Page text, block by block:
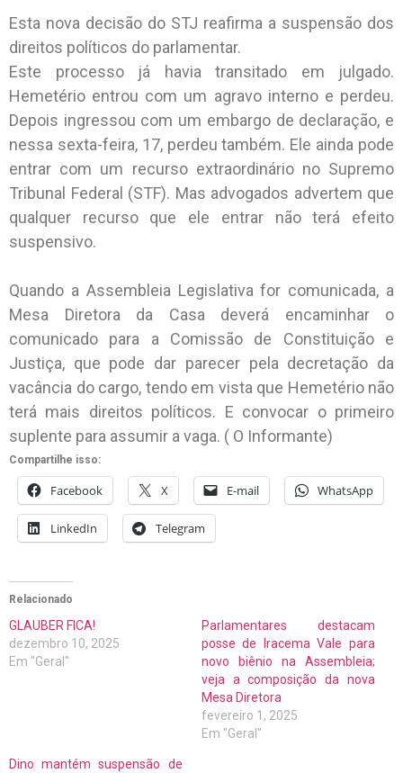
Esta nova decisão do STJ reafirma a suspensão dos
direitos políticos do parlamentar.
Este processo já havia transitado em julgado.
Hemetério entrou com um agravo interno e perdeu.
Depois ingressou com um embargo de declaração, e
nessa sexta-feira, 17, perdeu também. Ele ainda pode
entrar com um recurso extraordinário no Supremo
Tribunal Federal (STF). Mas advogados advertem que
qualquer recurso que ele entrar não terá efeito
suspensivo.
Quando a Assembleia Legislativa for comunicada, a
Mesa Diretora da Casa deverá encaminhar o
comunicado para a Comissão de Constituição e
Justiça, que pode dar parecer pela decretação da
vacância do cargo, tendo em vista que Hemetério não
terá mais direitos políticos. E convocar o primeiro
suplente para assumir a vaga. ( O Informante)
Compartilhe isso:
Facebook X E-mail WhatsApp
LinkedIn Telegram
Relacionado
GLAUBER FICA!
dezembro 10, 2025
Em "Geral"
Parlamentares destacam
posse de Iracema Vale para
novo biênio na Assembleia;
veja a composição da nova
Mesa Diretora
fevereiro 1, 2025
Em "Geral"
Dino mantém suspensão de